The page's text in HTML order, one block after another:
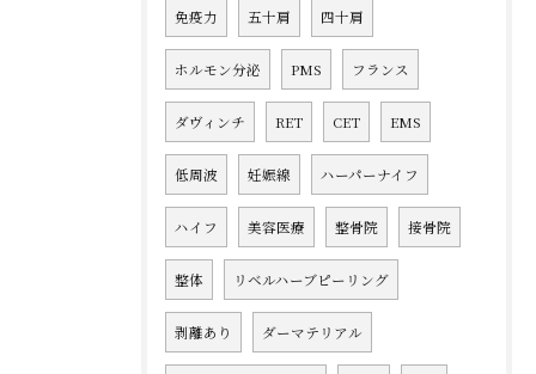
免疫力 五十肩 四十肩
ホルモン分泌 PMS フランス
ダヴィンチ RET CET EMS
低周波 妊娠線 ハーパーナイフ
ハイフ 美容医療 整骨院 接骨院
整体 リベルハーブピーリング
剥離あり ダーマテリアル